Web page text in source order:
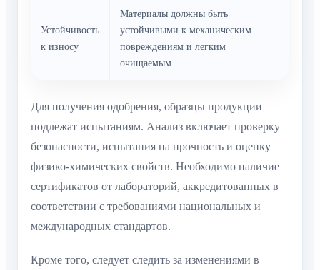
Устойчивость
к износу
Материалы должны быть
устойчивыми к механическим
повреждениям и легким
очищаемым.
Для получения одобрения, образцы продукции
подлежат испытаниям. Анализ включает проверку
безопасности, испытания на прочность и оценку
физико-химических свойств. Необходимо наличие
сертификатов от лабораторий, аккредитованных в
соответствии с требованиями национальных и
международных стандартов.
Кроме того, следует следить за изменениями в